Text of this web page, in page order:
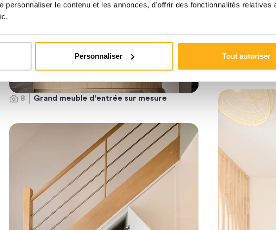
personnaliser le contenu et les annonces, d'offrir des fonctionnalités relatives
Personnaliser Tout autoriser
15
8 Grand meuble d'entrée sur mesure